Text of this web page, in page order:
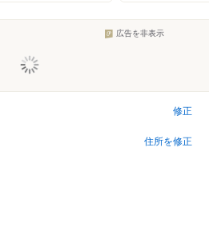
広告を非表示
修正
住所を修正